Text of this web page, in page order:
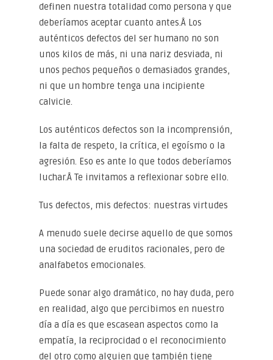
definen nuestra totalidad como persona y que
deberíamos aceptar cuanto antes.Â Los
auténticos defectos del ser humano no son
unos kilos de más, ni una nariz desviada, ni
unos pechos pequeños o demasiados grandes,
ni que un hombre tenga una incipiente
calvicie.
Los auténticos defectos son la incomprensión,
la falta de respeto, la crítica, el egoísmo o la
agresión. Eso es ante lo que todos deberíamos
luchar.Â Te invitamos a reflexionar sobre ello.
Tus defectos, mis defectos: nuestras virtudes
A menudo suele decirse aquello de que somos
una sociedad de eruditos racionales, pero de
analfabetos emocionales.
Puede sonar algo dramático, no hay duda, pero
en realidad, algo que percibimos en nuestro
día a día es que escasean aspectos como la
empatía, la reciprocidad o el reconocimiento
del otro como alguien que también tiene